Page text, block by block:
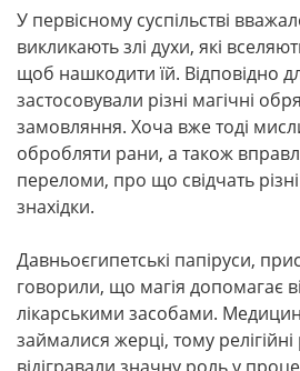
У первісному суспільстві
викликають злі духи, які
щоб нашкодити їй. Відповідно
застосовували різні магічні
замовляння. Хоча вже тоді
обробляти рани, а також
переломи, про що свідчать різні
знахідки.
Давньоєгипетські папіруси,
говорили, що магія допомагає
лікарськими засобами.
займалися жерці, тому